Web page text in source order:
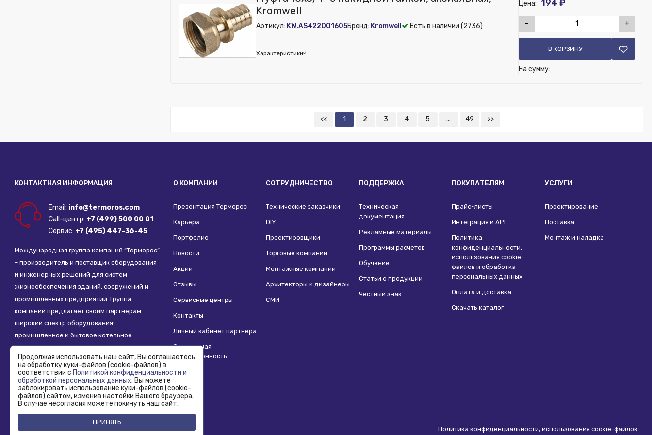
Kromwell
Артикул: KW.AS422001605Бренд: Kromwell Есть в наличии (2736)
Характеристики
Цена: 194 ₽
- +
В КОРЗИНУ
На сумму:
<< 1 2 3 4 5 ... 49 >>
КОНТАКТНАЯ ИНФОРМАЦИЯ
Email: info@termoros.com
Call-центр: +7 (499) 500 00 01
Сервис: +7 (495) 447-36-45
Международная группа компаний “Терморос”
– производитель и поставщик оборудования
и инженерных решений для систем
жизнеобеспечения зданий, сооружений и
промышленных предприятий. Группа
компаний предлагает своим партнерам
широкий спектр оборудования:
промышленное и бытовое котельное
оборудование, системы отопления,
водоснабжения, водоподготовки и другие
инженерные системы.
О КОМПАНИИ
Презентация Терморос
Карьера
Портфолио
Новости
Акции
Отзывы
Сервисные центры
Контакты
Личный кабинет партнёра
Социальная
ответственность
СОТРУДНИЧЕСТВО
Технические заказчики
DIY
Проектировщики
Торговые компании
Монтажные компании
Архитекторы и дизайнеры
СМИ
ПОДДЕРЖКА
Техническая
документация
Рекламные материалы
Программы расчетов
Обучение
Статьи о продукции
Честный знак
ПОКУПАТЕЛЯМ
Прайс-листы
Интеграция и API
Политика
конфиденциальности,
использования сookie-
файлов и обработка
персональных данных
Оплата и доставка
Скачать каталог
УСЛУГИ
Проектирование
Поставка
Монтаж и наладка
Copyright © 1995 - 2026 Termoros. Все права защищены.
Политика конфиденциальности, использования сookie-файлов
Продолжая использовать наш сайт, Вы соглашаетесь
на обработку куки-файлов (cookie-файлов) в
соответствии с Политикой конфиденциальности и
обработкой персональных данных. Вы можете
заблокировать использование куки-файлов (cookie-
файлов) сайтом, изменив настойки Вашего браузера.
В случае несогласия можете покинуть наш сайт.
ПРИНЯТЬ